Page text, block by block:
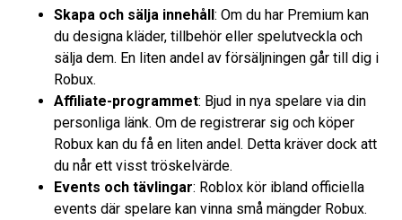
Skapa och sälja innehåll: Om du har Premium kan
du designa kläder, tillbehör eller spelutveckla och
sälja dem. En liten andel av försäljningen går till dig i
Robux.
Affiliate-programmet: Bjud in nya spelare via din
personliga länk. Om de registrerar sig och köper
Robux kan du få en liten andel. Detta kräver dock att
du når ett visst tröskelvärde.
Events och tävlingar: Roblox kör ibland officiella
events där spelare kan vinna små mängder Robux.